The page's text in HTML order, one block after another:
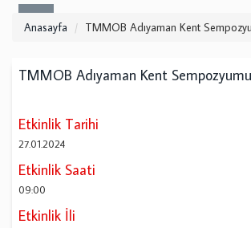
Search
this
Anasayfa TMMOB Adıyaman Kent
TMMOB Adıyaman Kent Sempozyumu
Etkinlik Tarihi
27.01.2024
Etkinlik Saati
09:00
Etkinlik İli